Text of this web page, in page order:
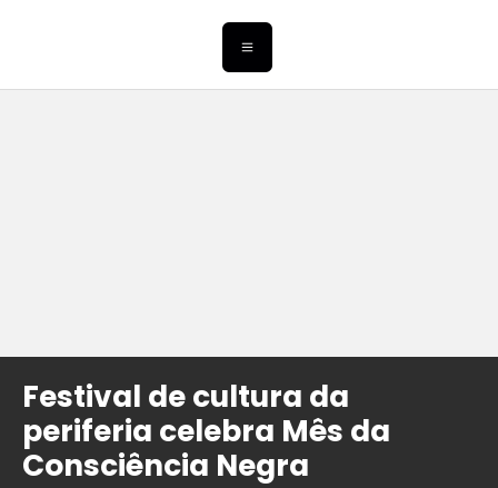
Festival de cultura da
periferia celebra Mês da
Consciência Negra